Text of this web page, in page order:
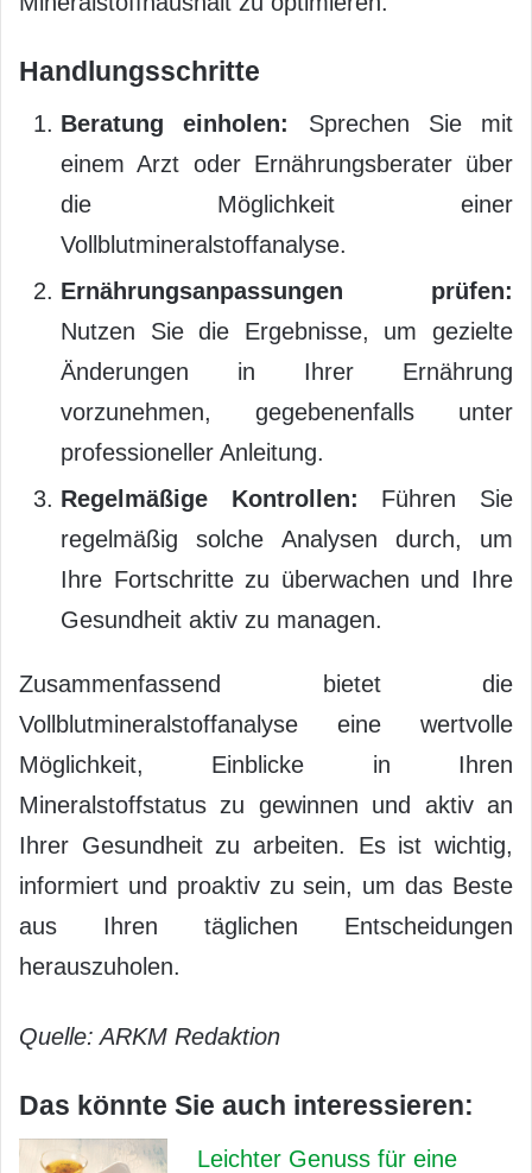
Handlungsschritte
Beratung einholen:
Sprechen Sie mit
einem Arzt oder Ernährungsberater über
die Möglichkeit einer
Vollblutmineralstoffanalyse.
Ernährungsanpassungen prüfen:
Nutzen Sie die Ergebnisse, um gezielte
Änderungen in Ihrer Ernährung
vorzunehmen, gegebenenfalls unter
professioneller Anleitung.
Regelmäßige Kontrollen: Führen Sie
regelmäßig solche Analysen durch, um
Ihre Fortschritte zu überwachen und Ihre
Gesundheit aktiv zu managen.
Zusammenfassend bietet die
Vollblutmineralstoffanalyse eine wertvolle
Möglichkeit, Einblicke in Ihren
Mineralstoffstatus zu gewinnen und aktiv an
Ihrer Gesundheit zu arbeiten. Es ist wichtig,
informiert und proaktiv zu sein, um das Beste
aus Ihren täglichen Entscheidungen
herauszuholen.
Quelle: ARKM Redaktion
Das könnte Sie auch interessieren:
Leichter Genuss für eine